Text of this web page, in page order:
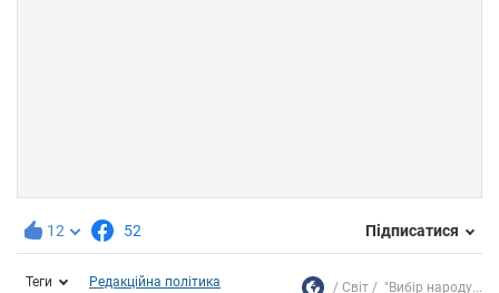
12 52 Підписатися
Теги Редакційна політика Світ "Вибір народу...